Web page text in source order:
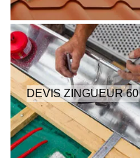
DEVIS ZINGUEUR 60